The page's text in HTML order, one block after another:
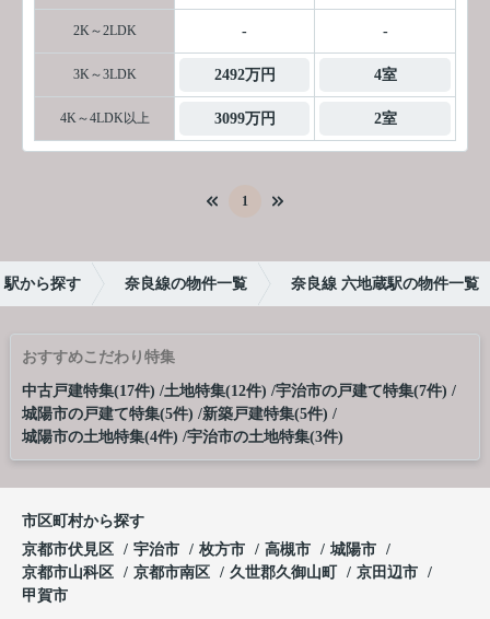
2K～2LDK - -
3K～3LDK 2492万円 4室
4K～4LDK以上 3099万円 2室
1
駅から探す 奈良線の物件一覧 奈良線 六地蔵駅の物件一覧
おすすめこだわり特集
中古戸建特集(17件) 土地特集(12件) 宇治市の戸建て特集(7件)
城陽市の戸建て特集(5件) 新築戸建特集(5件)
城陽市の土地特集(4件) 宇治市の土地特集(3件)
市区町村から探す
京都市伏見区
宇治市 枚方市 高槻市
城陽市
京都市山科区
京都市南区 久世郡久御山町
京田辺市
甲賀市